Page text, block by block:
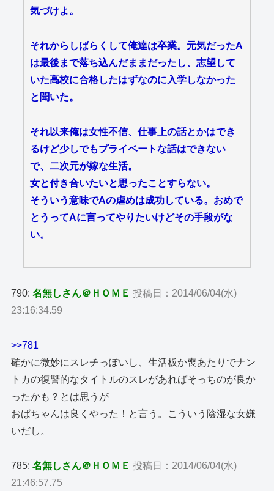
気づけよ。
それからしばらくして俺達は卒業。元気だったA
は最後まで落ち込んだままだったし、志望して
いた高校に合格したはずなのに入学しなかった
と聞いた。
それ以来俺は女性不信、仕事上の話とかはでき
るけど少しでもプライベートな話はできない
で、二次元が嫁な生活。
女と付き合いたいと思ったことすらない。
そういう意味でAの虐めは成功している。おめで
とうってAに言ってやりたいけどその手段がな
い。
790:名無しさん＠ＨＯＭＥ 投稿日：2014/06/04(水)
23:16:34.59
>>781
確かに微妙にスレチっぽいし、生活板か喪あたりでナン
トカの復讐的なタイトルのスレがあればそっちのが良か
ったかも？とは思うが
おばちゃんは良くやった！と言う。こういう陰湿な女嫌
いだし。
785:名無しさん＠ＨＯＭＥ 投稿日：2014/06/04(水)
21:46:57.75